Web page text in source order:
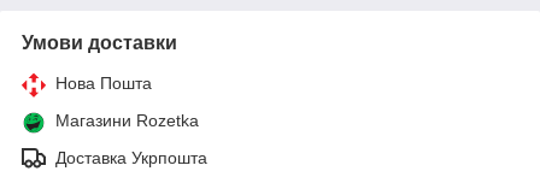
Умови доставки
Нова Пошта
Магазини Rozetka
Доставка Укрпошта